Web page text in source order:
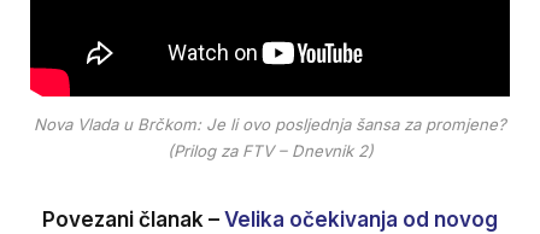
Nova Vlada u Brčkom: Je li ovo posljednja šansa za promjene?
(Prilog za FTV – Dnevnik 2)
Povezani članak –Velika očekivanja od novog